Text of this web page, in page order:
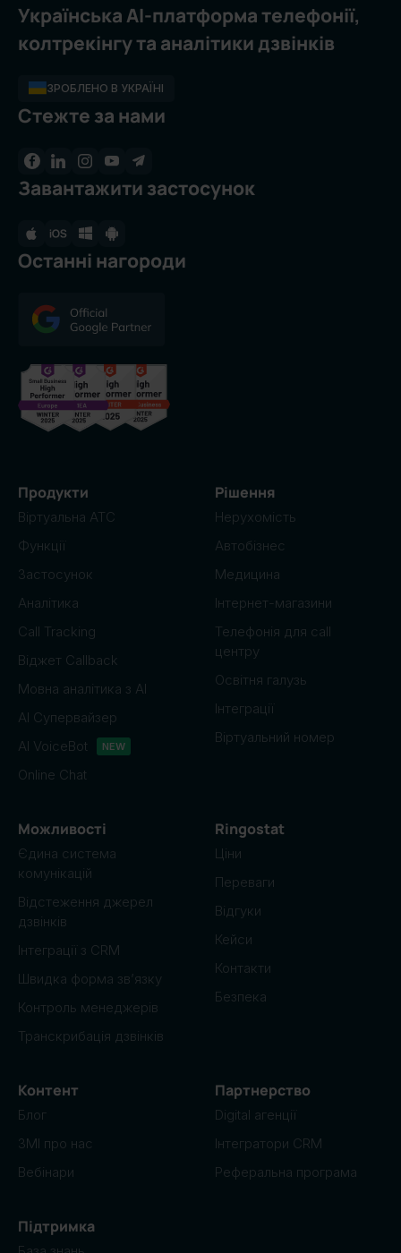
Українська AI-платформа телефонії,
колтрекінгу та аналітики дзвінків
ЗРОБЛЕНО В УКРАЇНІ
Стежте за нами
Завантажити застосунок
Останні нагороди
Продукти
Віртуальна АТС
Функції
Застосунок
Аналітика
Call Tracking
Віджет Callback
Мовна аналітика з AI
AI Супервайзер
AI VoiceBot
NEW
Online Chat
Рішення
Нерухомість
Автобізнес
Медицина
Інтернет-магазини
Телефонія для call
центру
Освітня галузь
Інтеграції
Віртуальний номер
Можливості
Єдина система
комунікацій
Відстеження джерел
дзвінків
Інтеграції з CRM
Швидка форма зв’язку
Контроль менеджерів
Транскрибація дзвінків
Ringostat
Ціни
Переваги
Відгуки
Кейси
Контакти
Безпека
Контент
Блог
ЗМІ про нас
Вебінари
Партнерство
Digital агенції
Інтегратори CRM
Реферальна програма
Підтримка